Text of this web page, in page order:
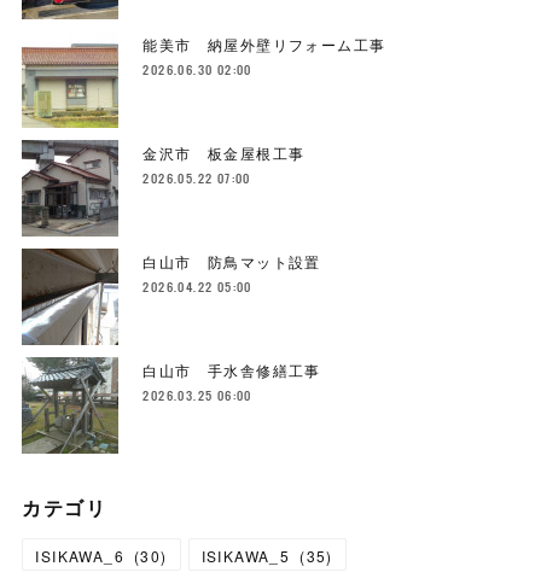
能美市 納屋外壁リフォーム工事
2026.06.30 02:00
金沢市 板金屋根工事
2026.05.22 07:00
白山市 防鳥マット設置
2026.04.22 05:00
白山市 手水舎修繕工事
2026.03.25 06:00
カテゴリ
ISIKAWA_6 (30) ISIKAWA_5 (35)